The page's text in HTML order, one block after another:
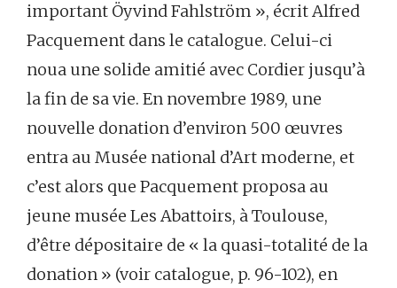
important Öyvind Fahlström », écrit Alfred
Pacquement dans le catalogue. Celui-ci
noua une solide amitié avec Cordier jusqu’à
la fin de sa vie. En novembre 1989, une
nouvelle donation d’environ 500 œuvres
entra au Musée national d’Art moderne, et
c’est alors que Pacquement proposa au
jeune musée Les Abattoirs, à Toulouse,
d’être dépositaire de « la quasi-totalité de la
donation » (voir catalogue, p. 96-102), en